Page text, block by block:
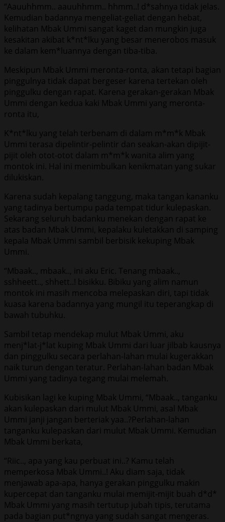
“Aauuhhmm.. aauuhhmm.. hhmm..! d*sahnya tidak jelas.
Kemudian badannya mengeliat-geliat dengan hebat,
kelihatan Mbak Ummi sangat kaget dan mungkin juga
kesakitan akibat k*nt*lku yang besar menerobos masuk
ke dalam kem*luannya dengan tiba-tiba.
Meskipun Mbak Ummi meronta-ronta, akan tetapi bagian
pinggulnya tidak dapat bergeser karena tertekan oleh
pinggulku dengan rapat. Karena gerakan-gerakan Mbak
Ummi dengan kedua kaki Mbak Ummi yang meronta-
ronta itu,
K*nt*lku yang telah terbenam di dalam m*m*k Mbak
Ummi terasa dipelintir-pelintir dan seakan-akan dipijit-
pijit oleh otot-otot dalam m*m*k wanita alim yang
montok ini. Hal ini menimbulkan kenikmatan yang sukar
dilukiskan.
Karena sudah kepalang tanggung, maka tangan kananku
yang tadinya bertumpu pada tempat tidur kulepaskan.
Sekarang seluruh badanku menekan dengan rapat ke
atas badan Mbak Ummi, kepalaku kuletakkan di samping
kepala Mbak Ummi sambil berbisik kekuping Mbak
Ummi.
“Mbaak.., mbaak.., ini aku Eric. Tenang mbaak..,
sshheett.., shhett..! bisikku. Bibiku yang alim namun
montok ini masih mencoba melepaskan diri, tapi tidak
kuasa karena badannya yang mungil itu teperangkap di
bawah tubuhku.
Sambil tetap mendekap mulut Mbak Ummi, aku
menj*lat-j*lat kuping Mbak Ummi dari luar jilbab kausnya
dan pinggulku secara perlahan-lahan mulai kugerakkan
naik turun dengan teratur. Perlahan-lahan badan Mbak
Ummi yang tadinya tegang mulai melemah.
Kubisikan lagi ke kuping Mbak Ummi, “Mbaak.., tanganku
akan kulepaskan dari mulut Mbak Ummi, asal Mbak
Ummi janji jangan berteriak yaa..?Perlahan-lahan
tanganku kulepaskan dari mulut Mbak Ummi. Kemudian
Mbak Ummi berkata,
“Riic.., apa yang kau perbuat ini..? Kamu telah
memperkosa Mbak Ummi..! Aku diam saja, tidak
menjawab apa-apa, hanya gerakan pinggulku makin
kupercepat dan tanganku mulai memijit-mijit buah d*d*
Mbak Ummi yang masih tertutup jubah tipis, terutama
pada bagian put*ngnya yang sudah sangat mengeras.